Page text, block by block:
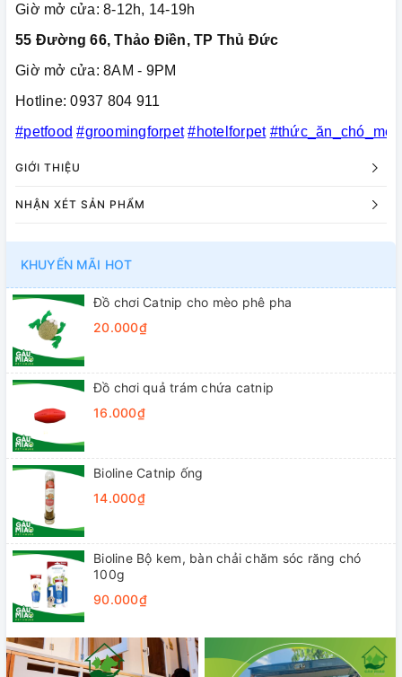
Giờ mở cửa: 8-12h, 14-19h
55 Đường 66, Thảo Điền, TP Thủ Đức
Giờ mở cửa: 8AM - 9PM
Hotline: 0937 804 911
#petfood #groomingforpet #hotelforpet #thức_ăn_chó_mèo
GIỚI THIỆU
NHẬN XÉT SẢN PHẨM
KHUYẾN MÃI HOT
Đồ chơi Catnip cho mèo phê pha
20.000₫
Đồ chơi quả trám chứa catnip
16.000₫
Bioline Catnip ống
14.000₫
Bioline Bộ kem, bàn chải chăm sóc răng chó
100g
90.000₫